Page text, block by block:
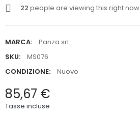
22 people are viewing this right now
MARCA:
Panza srl
SKU:
MS076
CONDIZIONE:
Nuovo
85,67 €
Tasse incluse